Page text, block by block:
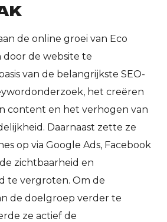
de online groei van Eco
door de website te
van de belangrijkste SEO-
het creëren
content en het verhogen van
Daarnaast zette ze
op via Google Ads, Facebook
zichtbaarheid en
te vergroten. Om de
de doelgroep verder te
ze actief de